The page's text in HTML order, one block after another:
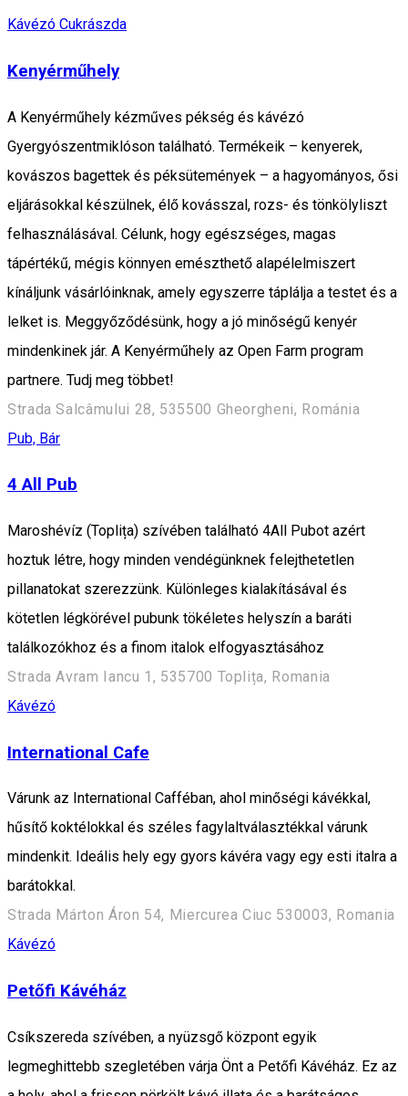
Kávézó Cukrászda
Kenyérműhely
A Kenyérműhely kézműves pékség és kávézó
Gyergyószentmiklóson található. Termékeik – kenyerek,
kovászos bagettek és péksütemények – a hagyományos, ősi
eljárásokkal készülnek, élő kovásszal, rozs- és tönkölyliszt
felhasználásával. Célunk, hogy egészséges, magas
tápértékű, mégis könnyen emészthető alapélelmiszert
kínáljunk vásárlóinknak, amely egyszerre táplálja a testet és a
lelket is. Meggyőződésünk, hogy a jó minőségű kenyér
mindenkinek jár. A Kenyérműhely az Open Farm program
partnere. Tudj meg többet!
Strada Salcâmului 28, 535500 Gheorgheni, Románia
Pub, Bár
4 All Pub
Maroshévíz (Toplița) szívében található 4All Pubot azért
hoztuk létre, hogy minden vendégünknek felejthetetlen
pillanatokat szerezzünk. Különleges kialakításával és
kötetlen légkörével pubunk tökéletes helyszín a baráti
találkozókhoz és a finom italok elfogyasztásához
Strada Avram Iancu 1, 535700 Toplița, Romania
Kávézó
International Cafe
Várunk az International Cafféban, ahol minőségi kávékkal,
hűsítő koktélokkal és széles fagylaltválasztékkal várunk
mindenkit. Ideális hely egy gyors kávéra vagy egy esti italra a
barátokkal.
Strada Márton Áron 54, Miercurea Ciuc 530003, Romania
Kávézó
Petőfi Kávéház
Csíkszereda szívében, a nyüzsgő központ egyik
legmeghittebb szegletében várja Önt a Petőfi Kávéház. Ez az